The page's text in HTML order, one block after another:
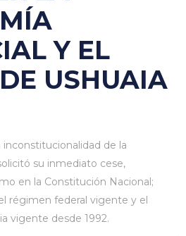
Y EL
USHUAIA
de la
su inmediato cese,
en la Constitución Nacional;
régimen federal vigente y el
vigente desde 1992.